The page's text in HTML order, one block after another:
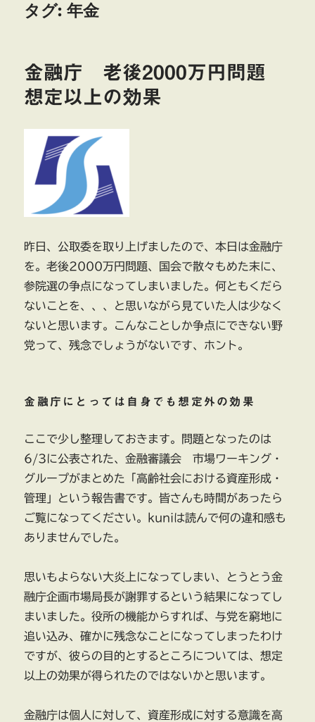
タグ:年金
金融庁 老後2000万円問題
想定以上の効果
昨日、公取委を取り上げましたので、本日は金融庁
を。老後2000万円問題、国会で散々もめた末に、
参院選の争点になってしまいました。何ともくだら
ないことを、、、と思いながら見ていた人は少なく
ないと思います。こんなことしか争点にできない野
党って、残念でしょうがないです、ホント。
金融庁にとっては自身でも想定外の効果
ここで少し整理しておきます。問題となったのは
6/3に公表された、金融審議会 市場ワーキング・
グループがまとめた「高齢社会における資産形成・
管理」という報告書です。皆さんも時間があったら
ご覧になってください。kuniは読んで何の違和感も
ありませんでした。
思いもよらない大炎上になってしまい、とうとう金
融庁企画市場局長が謝罪するという結果になってし
まいました。役所の機能からすれば、与党を窮地に
追い込み、確かに残念なことになってしまったわけ
ですが、彼らの目的とするところについては、想定
以上の効果が得られたのではないかと思います。
金融庁は個人に対して、資産形成に対する意識を高